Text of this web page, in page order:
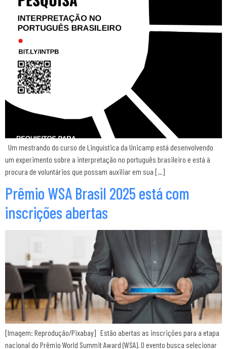
Um mestrando do curso de Linguística da Unicamp está desenvolvendo
um experimento sobre a interpretação no português brasileiro e está à
procura de voluntários que possam auxiliar em sua […]
Prêmio WSA Brasil 2025 está com
inscrições abertas
[Imagem: Reprodução/Pixabay] Estão abertas as inscrições para a etapa
nacional do Prêmio World Summit Award (WSA). O evento busca selecionar